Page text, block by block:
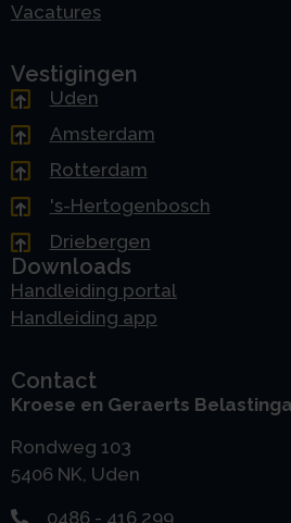
Vacatures
Vestigingen
Uden
Amsterdam
Rotterdam
's-Hertogenbosch
Driebergen
Downloads
Handleiding portal
Handleiding app
Contact
Kroese en Geraerts
Rondweg 103
5406 NK, Uden
0486 - 416 299